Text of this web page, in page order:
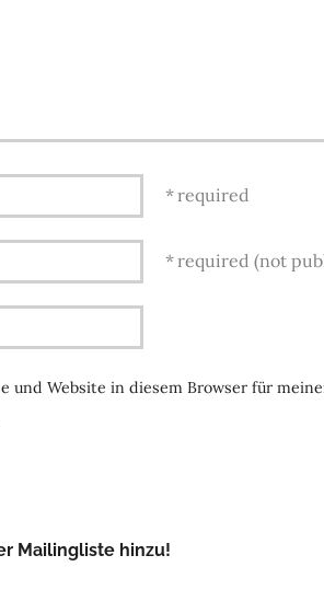
required
required (not
und Website in diesem Browser für
Mailingliste hinzu!